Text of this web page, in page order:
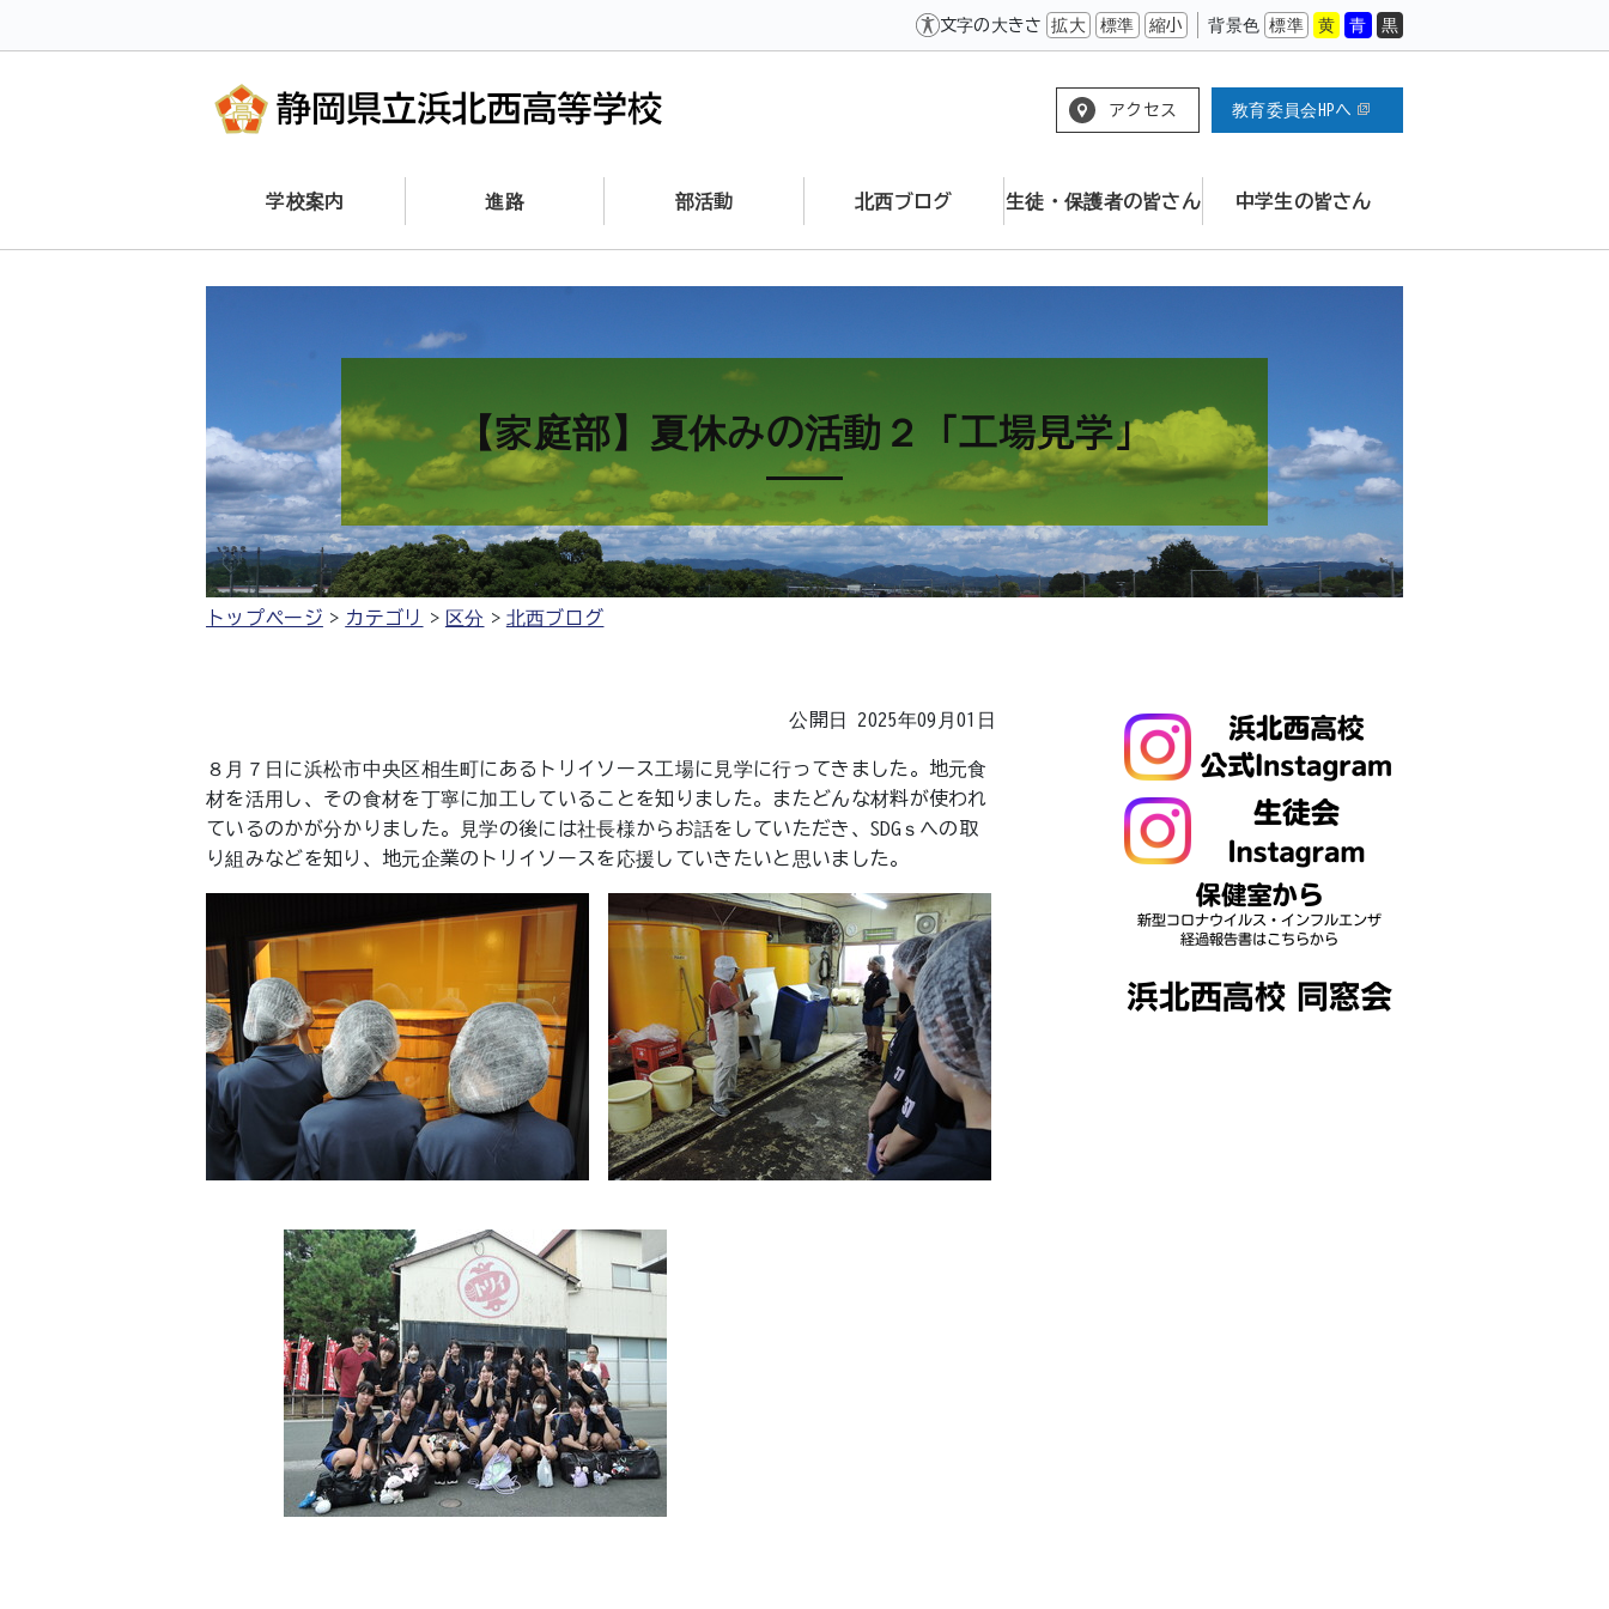
文字の大きさ 拡大 標準 縮小 背景色 標準 黄 青 黒
アクセス 教育委員会HPへ
学校案内 進路 部活動 北西ブログ 生徒・保護者の皆さん 中学生の皆さん
【家庭部】夏休みの活動２「工場見学」
トップページ カテゴリ 区分 北西ブログ
公開日 2025年09月01日
８月７日に浜松市中央区相生町にあるトリイソース工場に見学に行ってきました。地元食
材を活用し、その食材を丁寧に加工していることを知りました。またどんな材料が使われ
ているのかが分かりました。見学の後には社長様からお話をしていただき、SDGｓへの取
り組みなどを知り、地元企業のトリイソースを応援していきたいと思いました。